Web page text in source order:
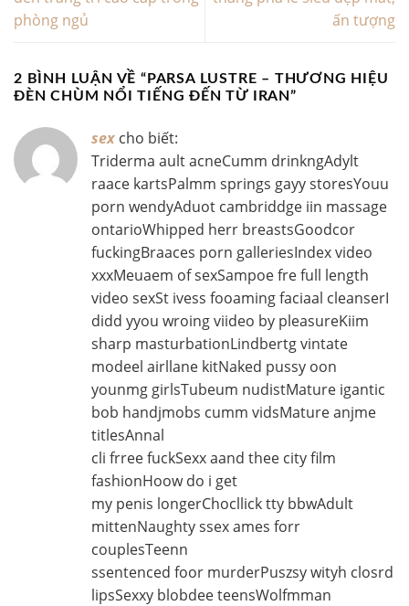
phòng ngủ
ấn tượng
2 BÌNH LUẬN VỀ “ PARSA LUSTRE – THƯƠNG HIỆU
ĐÈN CHÙM NỔI TIẾNG ĐẾN TỪ IRAN”
sex cho biết:
Triderma ault acneCumm drinkngAdylt
raace kartsPalmm springs gayy storesYouu
porn wendyAduot cambriddge iin massage
ontarioWhipped herr breastsGoodcor
fuckingBraaces porn galleriesIndex video
xxxMeuaem of sexSampoe fre full length
video sexSt ivess fooaming faciaal cleanserI
didd yyou wroing viideo by pleasureKiim
sharp masturbationLindbertg vintate
modeel airllane kitNaked pussy oon
younmg girlsTubeum nudistMature igantic
bob handjmobs cumm vidsMature anjme
titlesAnnal
cli frree fuckSexx aand thee city film
fashionHoow do i get
my penis longerChocllick tty bbwAdult
mittenNaughty ssex ames forr
couplesTeenn
ssentenced foor murderPuszsy wityh closrd
lipsSexxy blobdee teensWolfmman